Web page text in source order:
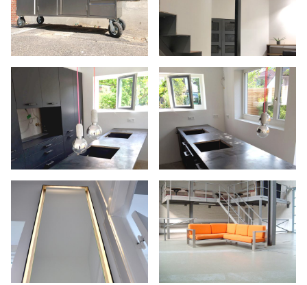
LEISTUNGEN
BALKONE
TREPPEN UND STAHLBAU
DACHTERRASSEN
TORE UND ZÄUNE
GELÄNDER
INDUSTRIE
SCHAUKELN
METALLBAU
ZERTIFIKATE
KARRIERE